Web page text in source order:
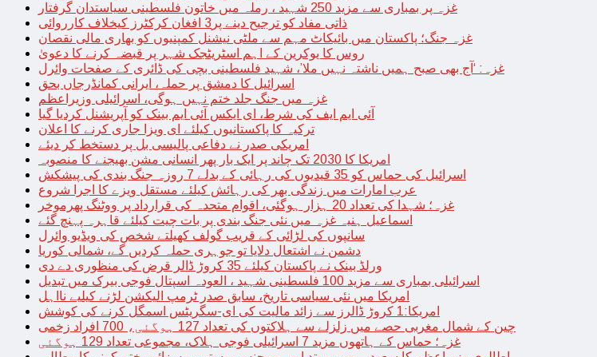
غزہ پر بمباری سے مزید 250 شہید ، رملہ میں خاتون فلسطینی سیاستدان گرفتار
ذاتی مفاد کو ترجیح دینے پر3 افغان کرکٹرز کیخلاف کارروائی
غزہ جنگ؛ پاکستان میں بائیکاٹ مہم سے ملٹی نیشنل کمپنیوں کو بھاری مالی نقصان
روس کا یوکرین کے اہم اسٹریٹجک شہر پر قبضہ کرنے کا دعویٰ
غزہ: ‘آج بھی صبح ہمیں ناشتہ نہیں ملا’، شہید فلسطینی بچی کی ڈائری کے صفحات وائرل
اسرائیل کا دمشق پر حملہ، ایرانی کمانڈرجاں بحق
غزہ میں جنگ جلد ختم نہیں ہوگی، اسرائیلی وزیراعظم
آئی ایم ایف کی شرط، ای ایکس آئی ایم بینک کو آپریشنل کردیا گیا
ترکیہ کا پاکستانیوں کیلئے ای ویزا جاری کرنے کا اعلان
امریکی صدر نے دفاعی پالیسی بل پر دستخط کر دیئے
امریکا کا 2030 تک چاند پر ایک بار پھر انسانی مشن بھیجنے کا منصوبہ
اسرائیل کی حماس کو 35 قیدیوں کی رہائی کے بدلے 7 روزہ جنگ بندی کی پیشکش
عرب امارات میں زندگی بھر کی رہائش کیلئے مستقل ویزے کا اجرا شروع
غزہ؛ شہدا کی تعداد 20 ہزار ہوگئی، اقوام متحدہ کی قرارداد پر ووٹنگ پھرموخر
اسماعیل ہنیہ غزہ میں نئی جنگ بندی پر بات چیت کیلئے قاہرہ پہنچ گئے
سانپوں کی لڑائی کے قریب گولف کھیلتے شخص کی ویڈیو وائرل
دشمن نے اشتعال دلایا تو جوہری حملہ کردیں گے، شمالی کوریا
ورلڈ بینک نے پاکستان کیلئے 35 کروڑ ڈالر قرض کی منظوری دے دی
اسرائیلی بمباری سے مزید 100 فلسطینی شہید ، العودہ اسپتال فوجی بیرک میں تبدیل
امریکا میں نئی سیاسی تاریخ، سابق صدر ٹرمپ الیکشن لڑنے کیلیے نااہل
امریکا:1 کروڑ ڈالرز سے زائد مالیت کی ای-سگریٹس اسمگل کرنے کی کوشش
چین کے شمال مغربی حصے میں زلزلے سے ہلاکتوں کی تعداد 127 ہوگئی، 700 افراد زخمی
غزہ؛ حماس کے ہاتھوں مزید 7 اسرائیلی فوجی ہلاک، مجموعی تعداد 129 ہوگئی